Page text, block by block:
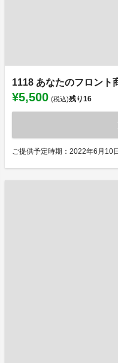
1118 あなたのフロント
¥5,500 (税込)残り16
ご提供予定時期：2022年6月10